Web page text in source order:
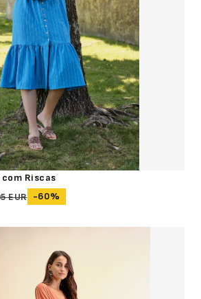
com Riscas
EUR -60%